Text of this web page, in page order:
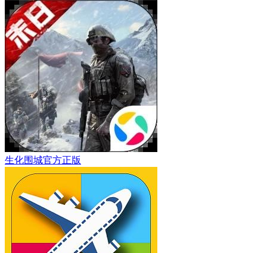
生化围城官方正版